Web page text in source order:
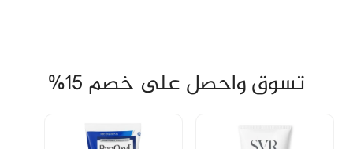
تسوق واحصل على خصم 15%